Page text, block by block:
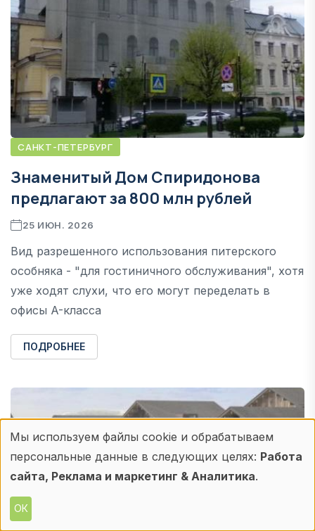
САНКТ-ПЕТЕРБУРГ
Знаменитый Дом Спиридонова
предлагают за 800 млн рублей
25 ИЮН. 2026
Вид разрешенного использования питерского
особняка - "для гостиничного обслуживания", хотя
уже ходят слухи, что его могут переделать в
офисы A-класса
ПОДРОБНЕЕ
Использование
персональных
данных
Мы используем файлы cookie и обрабатываем
персональные данные в следующих целях: Работа
сайта, Реклама и маркетинг & Аналитика.
ОК